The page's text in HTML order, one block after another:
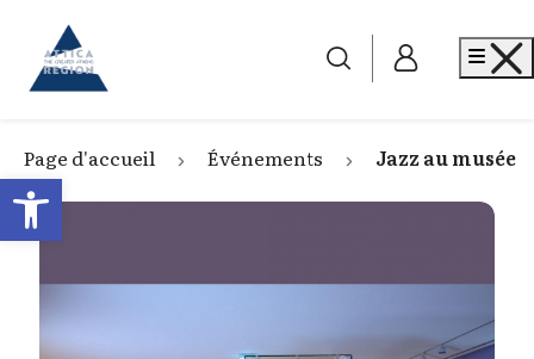
Open toolbar
Go to home
Page d'accueil Événements Jazz au musée